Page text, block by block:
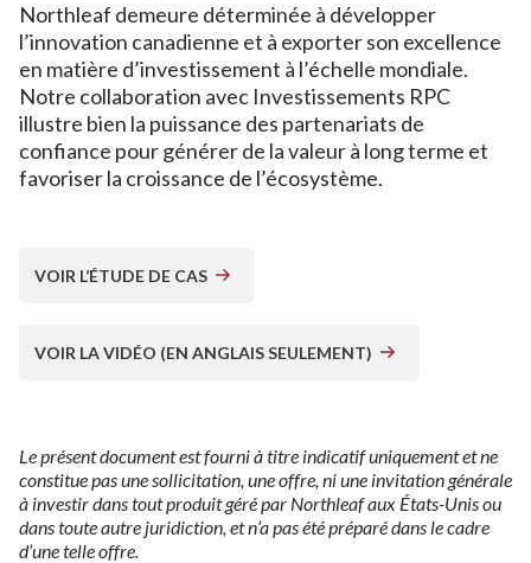
Northleaf demeure déterminée à développer
l’innovation canadienne et à exporter son excellence
en matière d’investissement à l’échelle mondiale.
Notre collaboration avec Investissements RPC
illustre bien la puissance des partenariats de
confiance pour générer de la valeur à long terme et
favoriser la croissance de l’écosystème.
VOIR L’ÉTUDE DE CAS
VOIR LA VIDÉO (EN ANGLAIS SEULEMENT)
Le présent document est fourni à titre indicatif uniquement et ne
constitue pas une sollicitation, une offre, ni une invitation générale
à investir dans tout produit géré par Northleaf aux États-Unis ou
dans toute autre juridiction, et n’a pas été préparé dans le cadre
d’une telle offre.